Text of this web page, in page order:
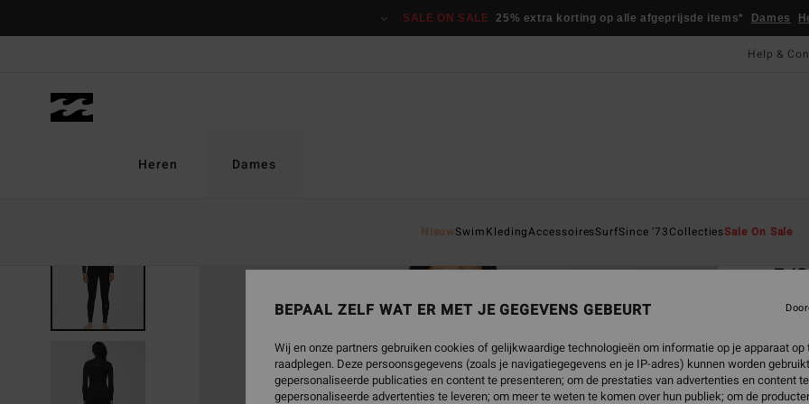
SALE ON SALE 25% extra korting op alle afgeprijsde items* Dames
Help &
Heren Dames
NieuwSwimKledingAccessoiresSurfSince '73CollectiesSale On Sale
5/
€
BEPAAL ZELF WAT ER MET JE GEGEVENS GEBEURT
Wij en onze partners gebruiken cookies of gelijkwaardige technologieën om informatie op je apparaat
raadplegen. Deze persoonsgegevens (zoals je navigatiegegevens en je IP-adres) kunnen worden
gepersonaliseerde publicaties en content te presenteren; om de prestaties van advertenties en content
gepersonaliseerde advertenties te leveren; om meer te weten te komen over hun publiek; om de